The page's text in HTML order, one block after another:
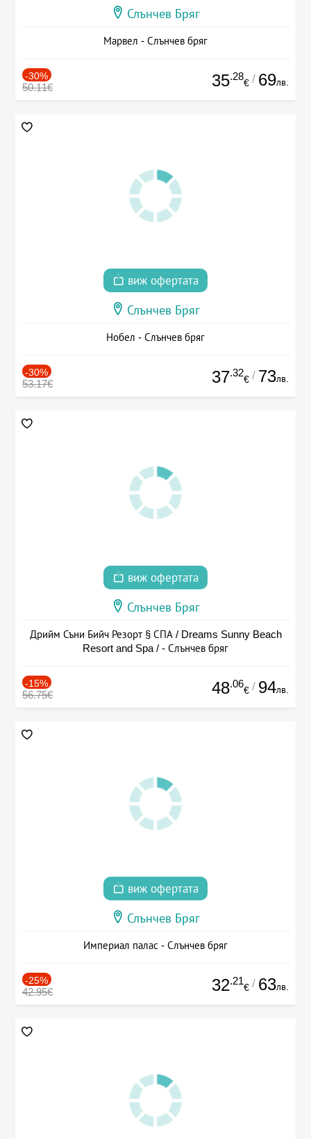
Слънчев Бряг
Марвел - Слънчев бряг
-30%
50.11€ 35.28
€ / 69лв.
виж офертата
Слънчев Бряг
Нобел - Слънчев бряг
-30%
53.17€ 37.32
€ / 73лв.
виж офертата
Слънчев Бряг
Дрийм Съни Бийч Резорт § СПА / Dreams Sunny Beach
Resort and Spa / - Слънчев бряг
-15%
56.75€ 48.06
€ / 94лв.
виж офертата
Слънчев Бряг
Империал палас - Слънчев бряг
-25%
42.95€ 32.21
€ / 63лв.